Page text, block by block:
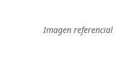
Imagen referencial